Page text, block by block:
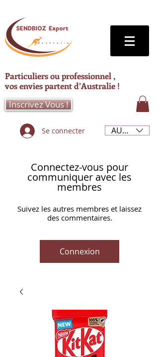
Particuliers ou professionnel ,
vos envies partent d’Australie !
Inscrivez Vous !
Se connecter AUD (AU$)
Connectez-vous pour
communiquer avec les
membres
Suivez les autres membres et laissez
des commentaires.
Connexion